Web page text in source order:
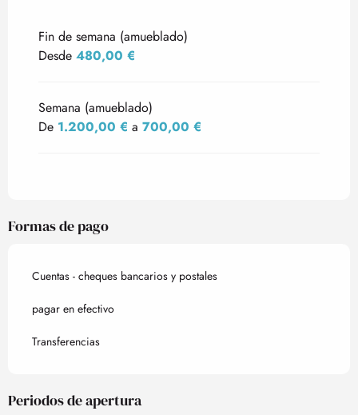
Fin de semana (amueblado)
Desde 480,00 €
Semana (amueblado)
De 1.200,00 € a 700,00 €
Formas de pago
Cuentas - cheques bancarios y postales
pagar en efectivo
Transferencias
Periodos de apertura